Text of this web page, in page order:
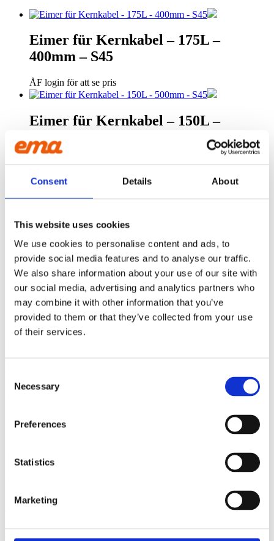
Consent Details About
This website uses cookies
We use cookies to personalise content and ads, to
provide social media features and to analyse our traffic.
We also share information about your use of our site with
our social media, advertising and analytics partners who
may combine it with other information that you’ve
provided to them or that they’ve collected from your use
of their services.
Selection
Necessary
Preferences
Statistics
Marketing
Eimer für Kernkabel – 175L –
400mm – S45
ÅF login för att se pris
Eimer für Kernkabel – 150L –
500mm – S45
Eimer für Kernkabel – 200L –
450mm – S45
ÅF login för att se pris
Aderleitungseimer konisch – 150L –
300/500mm – S50
überlassen nichts dem Zufall und die Zufriedenheit unserer Kunden
Phone: +45 81 77 02 50
EMA
Über uns